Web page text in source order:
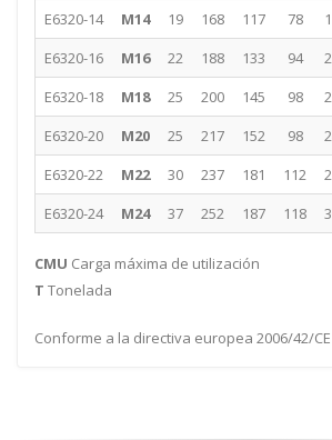
E6320-14
M14 19 168 117 78
E6320-16
M16 22 188 133 94
E6320-18
M18 25 200 145 98
E6320-20
M20 25 217 152 98
E6320-22
M22 30 237 181 112
E6320-24
M24 37 252 187 118
CMU Carga máxima de utilización
T Tonelada
Conforme a la directiva europea 2006/42/CE